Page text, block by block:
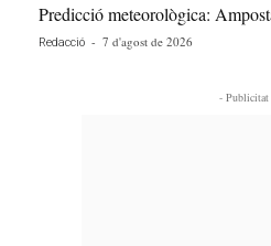
Predicció meteorològica:
Redacció - 7 d'agost de 2026
- Publicitat